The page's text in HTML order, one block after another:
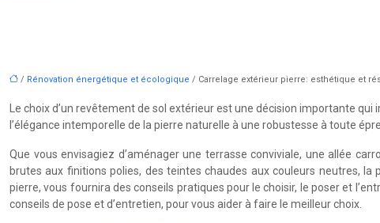
/ Rénovation énergétique et écologique / Carrelage extérieur pierre: esthétique et
Le choix d’un revêtement de sol extérieur est une décision importante
l’élégance intemporelle de la pierre naturelle à une robustesse à toute
Que vous envisagiez d’aménager une terrasse conviviale, une allée
brutes aux finitions polies, des teintes chaudes aux couleurs neutres,
pierre, vous fournira des conseils pratiques pour le choisir, le poser et
conseils de pose et d’entretien, pour vous aider à faire le meilleur choix.